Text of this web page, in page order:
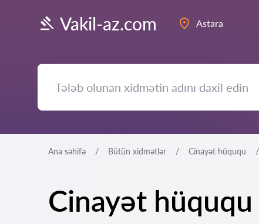
Vakil-az.com Astara
Ana səhifə Bütün xidmətlər Cinayət hüququ
Cinayət hüququ